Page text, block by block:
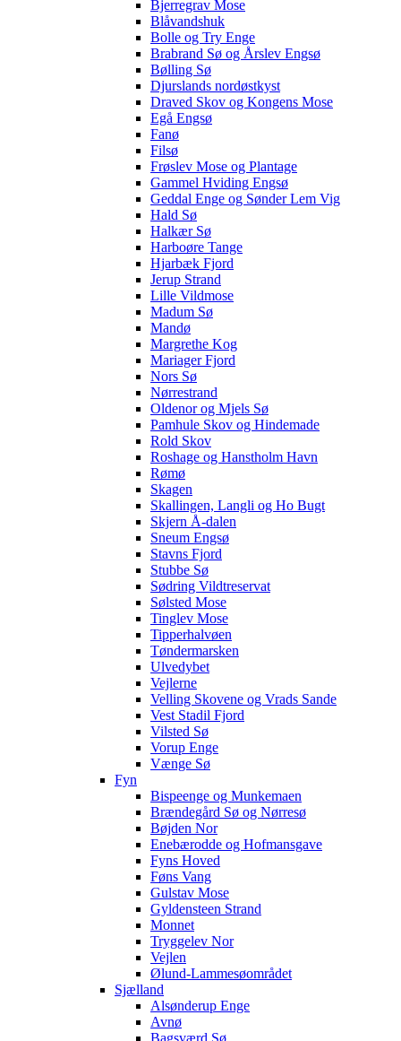
Bjerregrav Mose
Blåvandshuk
Bolle og Try Enge
Brabrand Sø og Årslev Engsø
Bølling Sø
Djurslands nordøstkyst
Draved Skov og Kongens Mose
Egå Engsø
Fanø
Filsø
Frøslev Mose og Plantage
Gammel Hviding Engsø
Geddal Enge og Sønder Lem Vig
Hald Sø
Halkær Sø
Harboøre Tange
Hjarbæk Fjord
Jerup Strand
Lille Vildmose
Madum Sø
Mandø
Margrethe Kog
Mariager Fjord
Nors Sø
Nørrestrand
Oldenor og Mjels Sø
Pamhule Skov og Hindemade
Rold Skov
Roshage og Hanstholm Havn
Rømø
Skagen
Skallingen, Langli og Ho Bugt
Skjern Å-dalen
Sneum Engsø
Stavns Fjord
Stubbe Sø
Sødring Vildtreservat
Sølsted Mose
Tinglev Mose
Tipperhalvøen
Tøndermarsken
Ulvedybet
Vejlerne
Velling Skovene og Vrads Sande
Vest Stadil Fjord
Vilsted Sø
Vorup Enge
Vænge Sø
Fyn
Bispeenge og Munkemaen
Brændegård Sø og Nørresø
Bøjden Nor
Enebærodde og Hofmansgave
Fyns Hoved
Føns Vang
Gulstav Mose
Gyldensteen Strand
Monnet
Tryggelev Nor
Vejlen
Ølund-Lammesøområdet
Sjælland
Alsønderup Enge
Avnø
Bagsværd Sø